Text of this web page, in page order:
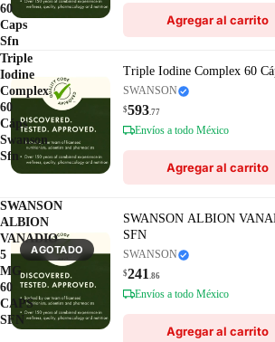
60
Caps
Sfn
Agregar al carrito
Triple
Iodine
Complex
60
Cáps
Swanson
Sfn
Triple Iodine Complex 60
SWANSON
$593.77
Envíos a todo México
Agregar al carrito
SWANSON
ALBION
VANADIO
5
MG
60
CAPS
SFN
AGOTADO
SWANSON ALBION
SFN
SWANSON
$241.86
Envíos a todo México
Agregar al carrito